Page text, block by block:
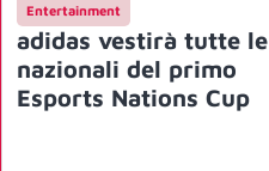
Entertainment
adidas vestirà tutte le
nazionali del primo
Esports Nations Cup